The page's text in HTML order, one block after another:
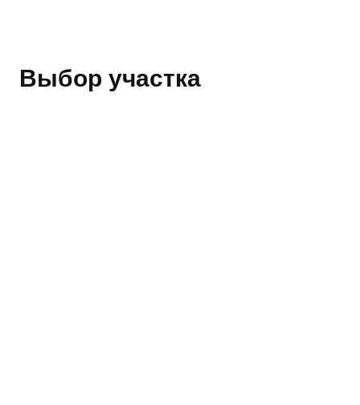
Выбор участка